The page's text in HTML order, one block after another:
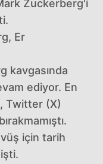
Zuckerberg'i
Er
kavgasında
ediyor. En
Twitter (X)
için tarih